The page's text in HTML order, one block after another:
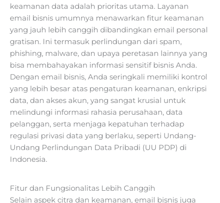
keamanan data adalah prioritas utama. Layanan
email bisnis umumnya menawarkan fitur keamanan
yang jauh lebih canggih dibandingkan email personal
gratisan. Ini termasuk perlindungan dari spam,
phishing, malware, dan upaya peretasan lainnya yang
bisa membahayakan informasi sensitif bisnis Anda.
Dengan email bisnis, Anda seringkali memiliki kontrol
yang lebih besar atas pengaturan keamanan, enkripsi
data, dan akses akun, yang sangat krusial untuk
melindungi informasi rahasia perusahaan, data
pelanggan, serta menjaga kepatuhan terhadap
regulasi privasi data yang berlaku, seperti Undang-
Undang Perlindungan Data Pribadi (UU PDP) di
Indonesia.
Fitur dan Fungsionalitas Lebih Canggih
Selain aspek citra dan keamanan, email bisnis juga